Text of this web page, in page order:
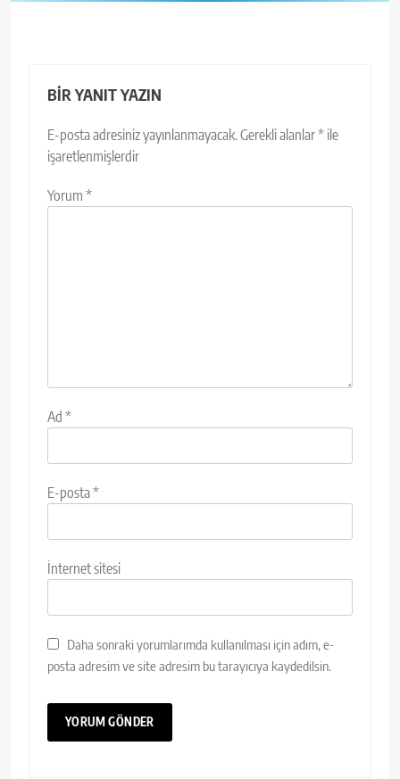
BIR YANIT YAZIN
E-posta adresiniz yayınlanmayacak.Gerekli alanlar* ile
işaretlenmişlerdir
Yorum *
Ad *
E-posta*
İnternet sitesi
Daha sonraki yorumlarımda kullanılması için adım, e-
posta adresim ve site adresim bu tarayıcıya kaydedilsin.